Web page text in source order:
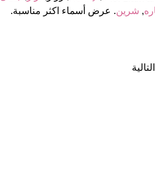
, شرين. عرض أسماء اكثر مناسبة.